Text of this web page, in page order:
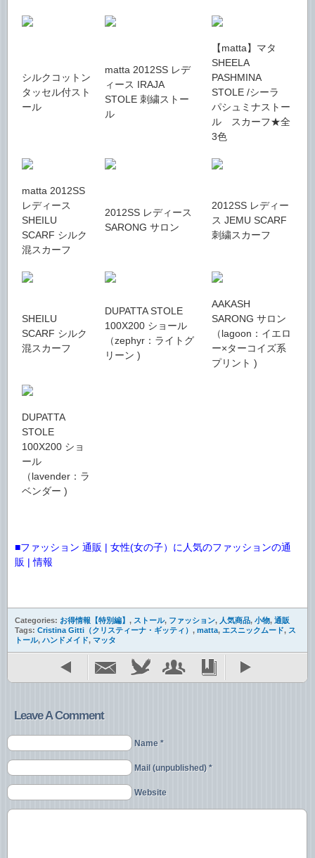
シルクコットン
タッセル付スト
ール
matta 2012SS レデ
ィース IRAJA
STOLE 刺繍ストー
ル
【matta】マタ
SHEELA
PASHMINA
STOLE /シーラ
パシュミナストー
ル スカーフ★全
3色
matta 2012SS
レディース
SHEILU
SCARF シルク
混スカーフ
2012SS レディース
SARONG サロン
2012SS レディー
ス JEMU SCARF
刺繍スカーフ
SHEILU
SCARF シルク
混スカーフ
DUPATTA STOLE
100X200 ショール
（zephyr：ライトグ
リーン )
AAKASH
SARONG サロン
（lagoon：イエロ
ー×ターコイズ系
プリント )
DUPATTA
STOLE
100X200 ショ
ール
（lavender：ラ
ベンダー )
■ファッション 通販 | 女性(女の子）に人気のファッションの通
販 | 情報
Categories: お得情報【特別編】 , ストール, ファッション, 人気商品, 小物, 通販
Tags: Cristina Gitti（クリスティーナ・ギッティ） , matta, エスニックムード, ス
トール, ハンドメイド, マッタ
Leave A Comment
Name *
Mail (unpublished) *
Website